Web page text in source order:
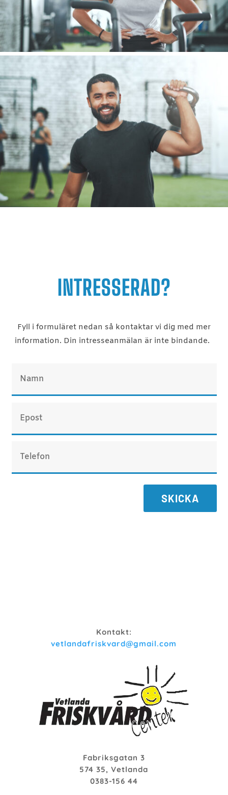
INTRESSERAD?
Fyll i formuläret nedan så kontaktar vi dig med mer
information. Din intresseanmälan är inte bindande.
SKICKA
Kontakt:
vetlandafriskvard@gmail.com
Fabriksgatan 3
574 35, Vetlanda
0383-156 44